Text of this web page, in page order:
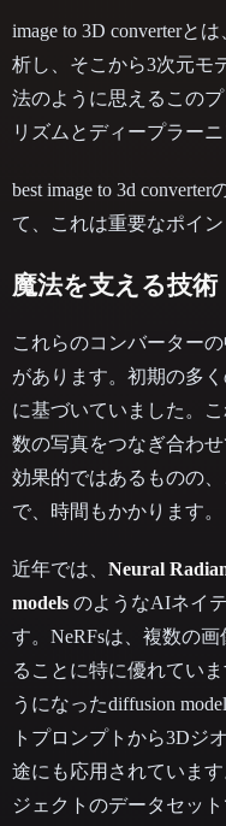
image to 3D converterと
析し、そこから3次元モ
法のように思えるこの
リズムとディープラー
best image to 3d
て、これは重要なポイン
魔法を支える技術
これらのコンバーター
があります。初期の多く
に基づいていました。
数の写真をつなぎ合わ
効果的ではあるものの
で、時間もかかります。
近年では、 Neural
models のようなAIネイ
す。NeRFsは、複数の
ることに特に優れてい
うになったdiffusion
トプロンプトから3Dジ
途にも応用されていま
ジェクトのデータセッ